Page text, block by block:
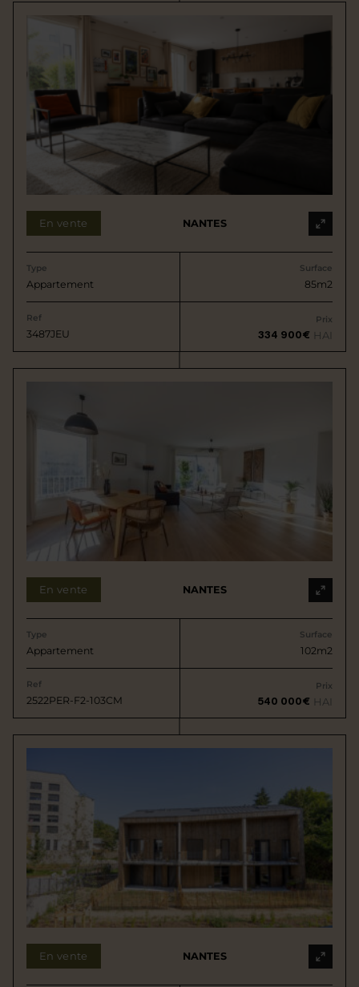
En vente NANTES
Type
Appartement
Surface
85m2
Ref
3487JEU
Prix
334 900€ HAI
En vente NANTES
Type
Appartement
Surface
102m2
Ref
2522PER-F2-103CM
Prix
540 000€ HAI
En vente NANTES